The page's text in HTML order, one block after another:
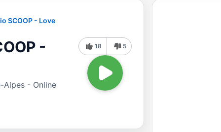
SCOOP - Love
-
Alpes - Online
18 5